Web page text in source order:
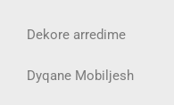
Dekore arredime
Dyqane Mobiljesh